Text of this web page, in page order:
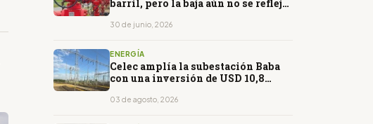
barril, pero la baja aún no se refleja
30 de junio, 2026
ENERGÍA
Celec amplía la subestación Baba
con una inversión de USD 10,8
03 de agosto, 2026